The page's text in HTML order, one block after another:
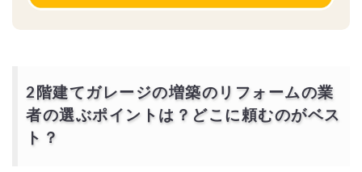
2階建てガレージの増築のリフォームの業
者の選ぶポイントは？どこに頼むのがベス
ト？